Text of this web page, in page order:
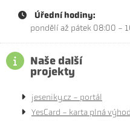
Úřední hodiny:
pondělí až pátek 08:00 -
Naše další
projekty
jeseniky.cz - portál
YesCard - karta plná výhod